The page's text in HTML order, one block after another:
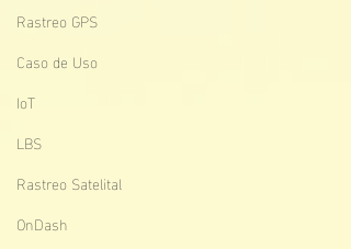
Rastreo GPS
Caso de Uso
IoT
LBS
Rastreo Satelital
OnDash